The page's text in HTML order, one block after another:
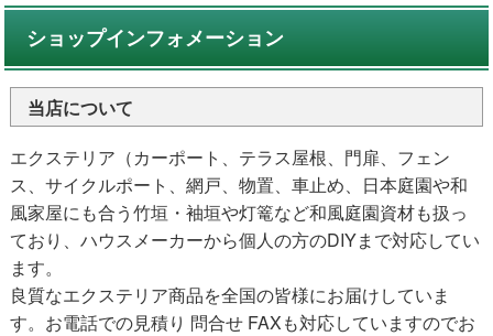
ショップインフォメーション
当店について
エクステリア（カーポート、テラス屋根、門扉、フェン
ス、サイクルポート、網戸、物置、車止め、日本庭園や和
風家屋にも合う竹垣・袖垣や灯篭など和風庭園資材も扱っ
ており、ハウスメーカーから個人の方のDIYまで対応してい
ます。
良質なエクステリア商品を全国の皆様にお届けしていま
す。お電話での見積り 問合せ FAXも対応していますのでお